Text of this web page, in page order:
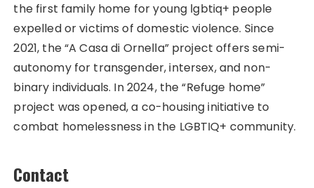
the first family home for young lgbtiq+ people
expelled or victims of domestic violence. Since
2021, the “A Casa di Ornella” project offers semi-
autonomy for transgender, intersex, and non-
binary individuals. In 2024, the “Refuge home”
project was opened, a co-housing initiative to
combat homelessness in the LGBTIQ+ community.
Contact